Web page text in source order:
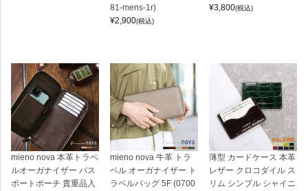
81-mens-1r)
¥2,900(税込)
¥3,800(税込)
mieno nova 本革トラベ
ルオーガナイザー パス
ポートポーチ 貴重品入
mieno nova 牛革 トラ
ベル オーガナイザー ト
ラベルバッグ 5F (0700
薄型 カードケース 本革
レザー クロコダイル ス
リム シンプル シャイニ